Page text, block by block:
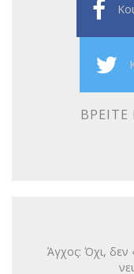
ΒΡΕΊΤΕ
Άγχος: Όχι, δεν